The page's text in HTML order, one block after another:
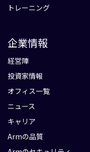
トレーニング
企業情報
経営陣
投資家情報
オフィス一覧
ニュース
キャリア
Armの品質